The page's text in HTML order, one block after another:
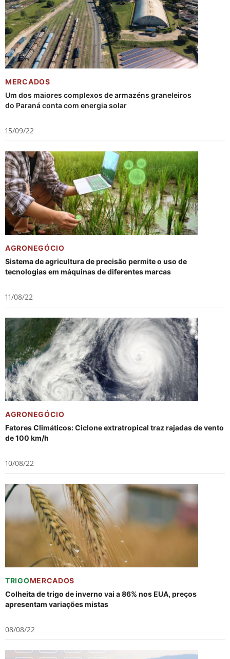
MERCADOS
Um dos maiores complexos de armazéns graneleiros
do Paraná conta com energia solar
15/09/22
AGRONEGÓCIO
Sistema de agricultura de precisão permite o uso de
tecnologias em máquinas de diferentes marcas
11/08/22
AGRONEGÓCIO
Fatores Climáticos: Ciclone extratropical traz rajadas de vento
de 100 km/h
10/08/22
TRIGOMERCADOS
Colheita de trigo de inverno vai a 86% nos EUA, preços
apresentam variações mistas
08/08/22